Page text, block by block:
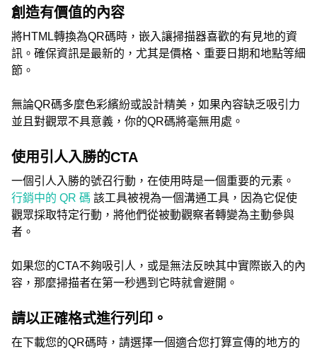
創造有價值的內容
將HTML轉換為QR碼時，嵌入讓掃描器喜歡的有見地的資
訊。確保資訊是最新的，尤其是價格、重要日期和地點等細
節。
無論QR碼多麼色彩繽紛或設計精美，如果內容缺乏吸引力
並且對觀眾不具意義，你的QR碼將毫無用處。
使用引人入勝的CTA
一個引人入勝的號召行動，在使用時是一個重要的元素。
行銷中的 QR 碼 該工具被視為一個溝通工具，因為它促使
觀眾採取特定行動，將他們從被動觀察者轉變為主動參與
者。
如果您的CTA不夠吸引人，或是無法反映其中實際嵌入的內
容，那麼掃描者在第一秒遇到它時就會避開。
請以正確格式進行列印。
在下載您的QR碼時，請選擇一個適合您打算宣傳的地方的